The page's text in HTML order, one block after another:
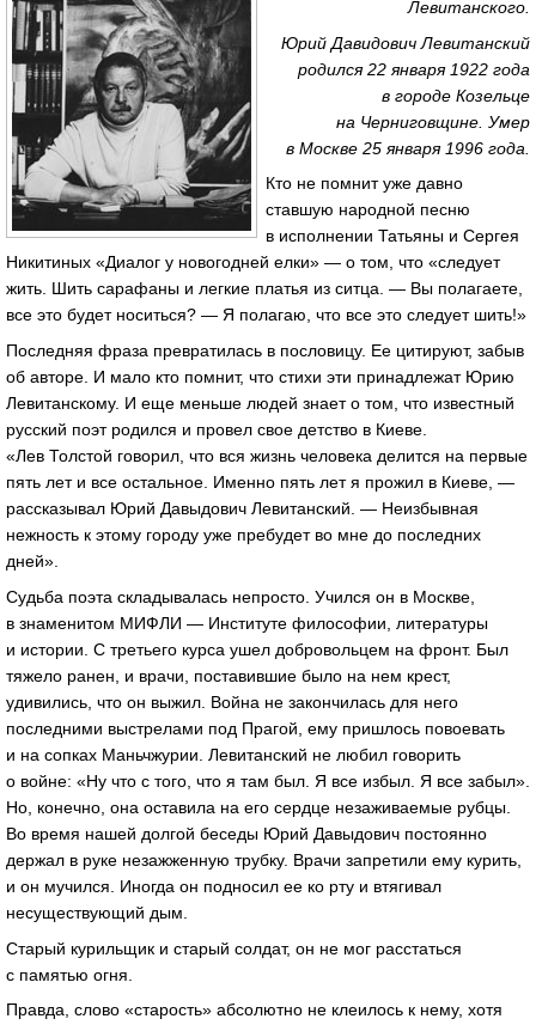
Левитанского.
Юрий Давидович Левитанский
родился 22 января 1922 года
в городе Козельце
на Черниговщине. Умер
в Москве 25 января 1996 года.
Кто не помнит уже давно
ставшую народной песню
в исполнении Татьяны и Сергея
Никитиных «Диалог у новогодней елки» — о том, что «следует
жить. Шить сарафаны и легкие платья из ситца. — Вы полагаете,
все это будет носиться? — Я полагаю, что все это следует шить!»
Последняя фраза превратилась в пословицу. Ее цитируют, забыв
об авторе. И мало кто помнит, что стихи эти принадлежат Юрию
Левитанскому. И еще меньше людей знает о том, что известный
русский поэт родился и провел свое детство в Киеве.
«Лев Толстой говорил, что вся жизнь человека делится на первые
пять лет и все остальное. Именно пять лет я прожил в Киеве, —
рассказывал Юрий Давыдович Левитанский. — Неизбывная
нежность к этому городу уже пребудет во мне до последних
дней».
Судьба поэта складывалась непросто. Учился он в Москве,
в знаменитом МИФЛИ — Институте философии, литературы
и истории. С третьего курса ушел добровольцем на фронт. Был
тяжело ранен, и врачи, поставившие было на нем крест,
удивились, что он выжил. Война не закончилась для него
последними выстрелами под Прагой, ему пришлось повоевать
и на сопках Маньчжурии. Левитанский не любил говорить
о войне: «Ну что с того, что я там был. Я все избыл. Я все забыл».
Но, конечно, она оставила на его сердце незаживаемые рубцы.
Во время нашей долгой беседы Юрий Давыдович постоянно
держал в руке незажженную трубку. Врачи запретили ему курить,
и он мучился. Иногда он подносил ее ко рту и втягивал
несуществующий дым.
Старый курильщик и старый солдат, он не мог расстаться
с памятью огня.
Правда, слово «старость» абсолютно не клеилось к нему, хотя